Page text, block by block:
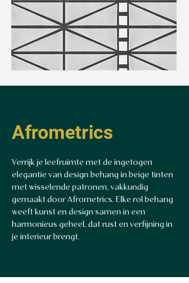
Afrometrics
Verrijk je leefruimte met de ingetogen
elegantie van design behang in beige tinten
met wisselende patronen, vakkundig
gemaakt door Afrometrics. Elke rol behang
weeft kunst en design samen in een
harmonieus geheel, dat rust en verfijning in
je interieur brengt.